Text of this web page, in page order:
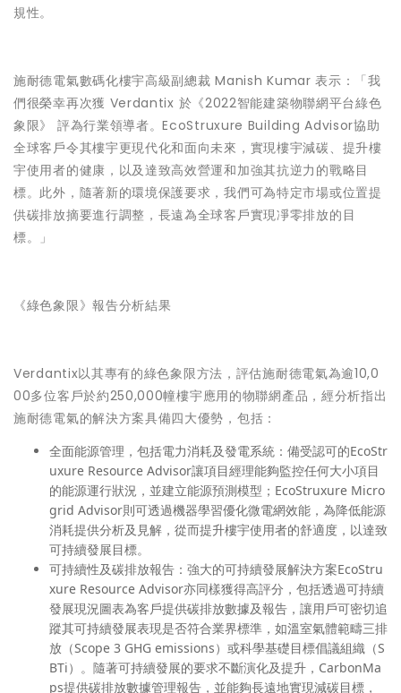
規性。
施耐德電氣數碼化樓宇高級副總裁 Manish Kumar 表示：「我
們很榮幸再次獲 Verdantix 於《2022智能建築物聯網平台綠色
象限》 評為行業領導者。EcoStruxure Building Advisor協助
全球客戶令其樓宇更現代化和面向未來，實現樓宇減碳、提升樓
宇使用者的健康，以及達致高效營運和加強其抗逆力的戰略目
標。此外，隨著新的環境保護要求，我們可為特定市場或位置提
供碳排放摘要進行調整，長遠為全球客戶實現凈零排放的目
標。」
《綠色象限》報告分析結果
Verdantix以其專有的綠色象限方法，評估施耐德電氣為逾10,0
00多位客戶於約250,000幢樓宇應用的物聯網產品，經分析指出
施耐德電氣的解決方案具備四大優勢，包括：
全面能源管理，包括電力消耗及發電系統： 備受認可的EcoStr
uxure Resource Advisor讓項目經理能夠監控任何大小項目
的能源運行狀況，並建立能源預測模型；EcoStruxure Micro
grid Advisor則可透過機器學習優化微電網效能，為降低能源
消耗提供分析及見解，從而提升樓宇使用者的舒適度，以達致
可持續發展目標。
可持續性及碳排放報告： 強大的可持續發展解決方案EcoStru
xure Resource Advisor亦同樣獲得高評分，包括透過可持續
發展現況圖表為客戶提供碳排放數據及報告，讓用戶可密切追
蹤其可持續發展表現是否符合業界標準，如溫室氣體範疇三排
放（Scope 3 GHG emissions）或科學基礎目標倡議組織（S
BTi）。隨著可持續發展的要求不斷演化及提升，CarbonMa
ps提供碳排放數據管理報告，並能夠長遠地實現減碳目標，